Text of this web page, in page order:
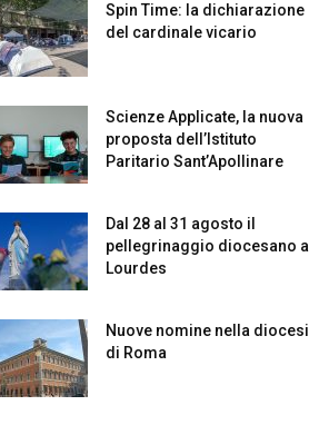
Spin Time: la dichiarazione
del cardinale vicario
Scienze Applicate, la nuova
proposta dell’Istituto
Paritario Sant’Apollinare
Dal 28 al 31 agosto il
pellegrinaggio diocesano a
Lourdes
Nuove nomine nella diocesi
di Roma